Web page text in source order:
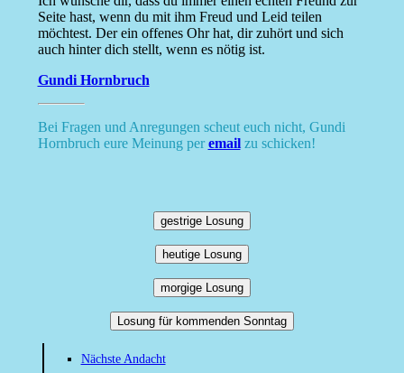
Seite hast, wenn du mit ihm Freud und Leid teilen
möchtest. Der ein offenes Ohr hat, dir zuhört und sich
auch hinter dich stellt, wenn es nötig ist.
Gundi Hornbruch
Bei Fragen und Anregungen scheut euch nicht, Gundi
Hornbruch eure Meinung peremailzu schicken!
gestrige Losung
heutige Losung
morgige Losung
Losung für kommenden Sonntag
Nächste Andacht